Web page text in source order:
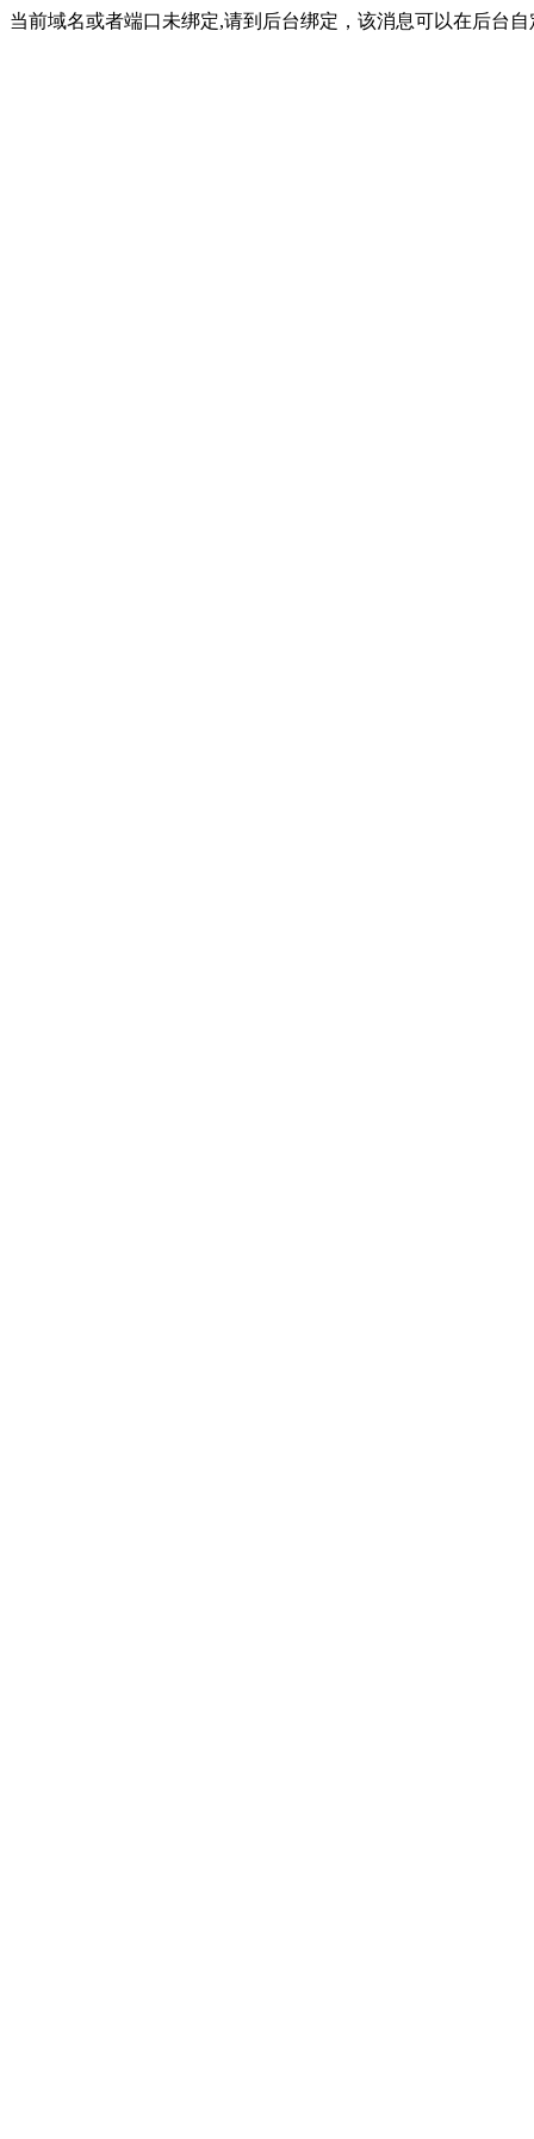
当前域名或者端口未绑定,请到后台绑定，该消息可以在后台自